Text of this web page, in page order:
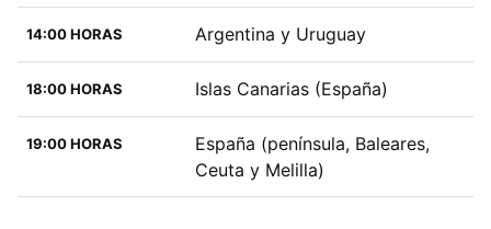
14:00 HORAS Argentina y Uruguay
18:00 HORAS Islas Canarias (España)
19:00 HORAS
España (península, Baleares,
Ceuta y Melilla)